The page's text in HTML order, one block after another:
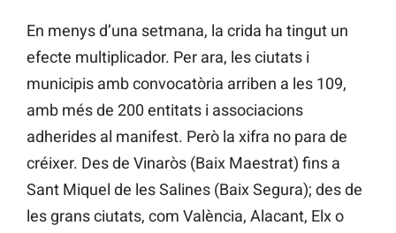
En menys d’una setmana, la crida ha tingut un
efecte multiplicador. Per ara, les ciutats i
municipis amb convocatòria arriben a les 109,
amb més de 200 entitats i associacions
adherides al manifest. Però la xifra no para de
créixer. Des de Vinaròs (Baix Maestrat) fins a
Sant Miquel de les Salines (Baix Segura); des de
les grans ciutats, com València, Alacant, Elx o